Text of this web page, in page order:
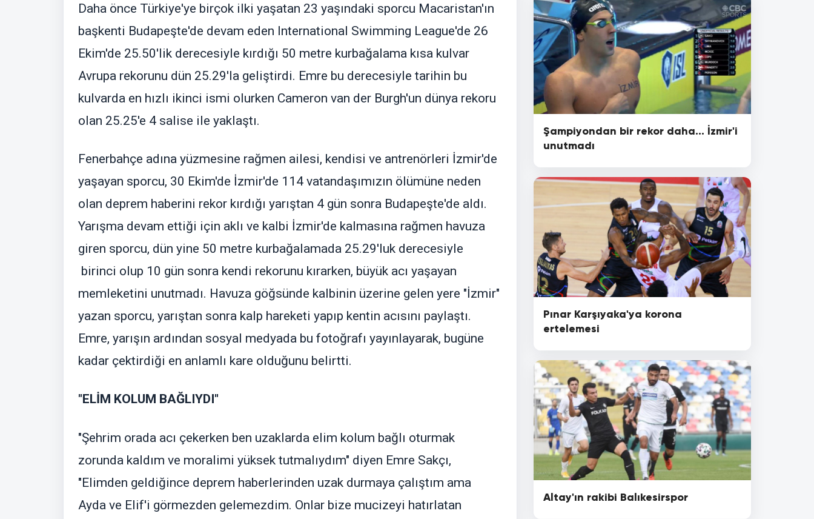
Daha önce Türkiye'ye birçok ilki yaşatan 23 yaşındaki sporcu Macaristan'ın
başkenti Budapeşte'de devam eden International Swimming League'de 26
Ekim'de 25.50'lik derecesiyle kırdığı 50 metre kurbağalama kısa kulvar
Avrupa rekorunu dün 25.29'la geliştirdi. Emre bu derecesiyle tarihin bu
kulvarda en hızlı ikinci ismi olurken Cameron van der Burgh'un dünya rekoru
olan 25.25'e 4 salise ile yaklaştı.
Fenerbahçe adına yüzmesine rağmen ailesi, kendisi ve antrenörleri İzmir'de
yaşayan sporcu, 30 Ekim'de İzmir'de 114 vatandaşımızın ölümüne neden
olan deprem haberini rekor kırdığı yarıştan 4 gün sonra Budapeşte'de aldı.
Yarışma devam ettiği için aklı ve kalbi İzmir'de kalmasına rağmen havuza
giren sporcu, dün yine 50 metre kurbağalamada 25.29'luk derecesiyle
birinci olup 10 gün sonra kendi rekorunu kırarken, büyük acı yaşayan
memleketini unutmadı. Havuza göğsünde kalbinin üzerine gelen yere "İzmir"
yazan sporcu, yarıştan sonra kalp hareketi yapıp kentin acısını paylaştı.
Emre, yarışın ardından sosyal medyada bu fotoğrafı yayınlayarak, bugüne
kadar çektirdiği en anlamlı kare olduğunu belirtti.
"ELİM KOLUM BAĞLIYDI"
"Şehrim orada acı çekerken ben uzaklarda elim kolum bağlı oturmak
zorunda kaldım ve moralimi yüksek tutmalıydım" diyen Emre Sakçı,
"Elimden geldiğince deprem haberlerinden uzak durmaya çalıştım ama
Ayda ve Elif'i görmezden gelemezdim. Onlar bize mucizeyi hatırlatan
Şampiyondan bir rekor daha... İzmir'i
unutmadı
Pınar Karşıyaka'ya korona
ertelemesi
Altay'ın rakibi Balıkesirspor